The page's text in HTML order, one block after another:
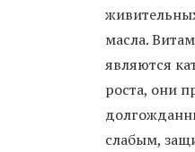
масла.
являются
роста, они
слабым,